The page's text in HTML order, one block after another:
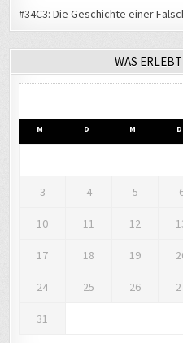
#34C3: Die Geschichte einer
WAS
M D M D
3 4 5
10 11 12
17 18 19
24 25 26
31